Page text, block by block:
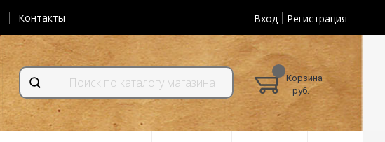
Контакты Вход Регистрация
Корзина
руб.